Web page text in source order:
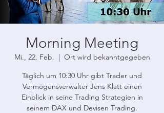
Morning Meeting
Mi., 22. Feb.
  |
Ort wird bekanntgegeben
Täglich um 10:30 Uhr gibt Trader und
Vermögensverwalter Jens Klatt einen
Einblick in seine Trading Strategien in
seinem DAX und Devisen Trading.